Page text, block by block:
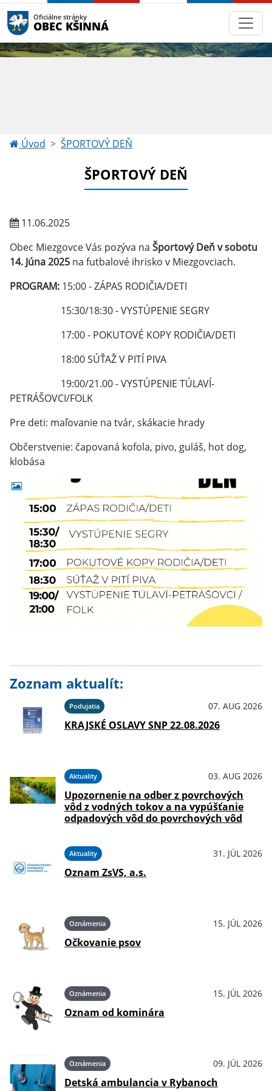
Oficiálne stránky
OBEC KŠINNÁ
Úvod ŠPORTOVÝ DEŇ
ŠPORTOVÝ DEŇ
11.06.2025
Obec Miezgovce Vás pozýva na Športový Deň v sobotu
14. Júna 2025 na futbalové ihrisko v Miezgovciach.
PROGRAM: 15:00 - ZÁPAS RODIČIA/DETI
15:30/18:30 - VYSTÚPENIE SEGRY
17:00 - POKUTOVÉ KOPY RODIČIA/DETI
18:00 SÚŤAŽ V PITÍ PIVA
19:00/21.00 - VYSTÚPENIE TÚLAVÍ-
PETRÁŠOVCI/FOLK
Pre deti: maľovanie na tvár, skákacie hrady
Občerstvenie: čapovaná kofola, pivo, guláš, hot dog,
klobása
Zoznam aktualít:
Podujatia 07. AUG 2026
KRAJSKÉ OSLAVY SNP 22.08.2026
Aktuality 03. AUG 2026
Upozornenie na odber z povrchových
vôd z vodných tokov a na vypúšťanie
odpadových vôd do povrchových vôd
Aktuality 31. JÚL 2026
Oznam ZsVS, a.s.
Oznámenia 15. JÚL 2026
Očkovanie psov
Oznámenia 15. JÚL 2026
Oznam od kominára
Oznámenia 09. JÚL 2026
Detská ambulancia v Rybanoch